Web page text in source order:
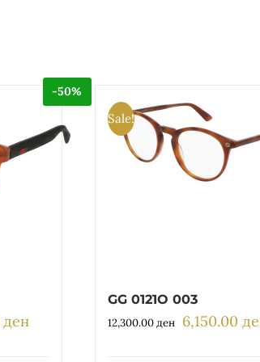
-50%
денCurrent
Sale!
GG 0121O 003
12,300.00ден Original
6,150.00